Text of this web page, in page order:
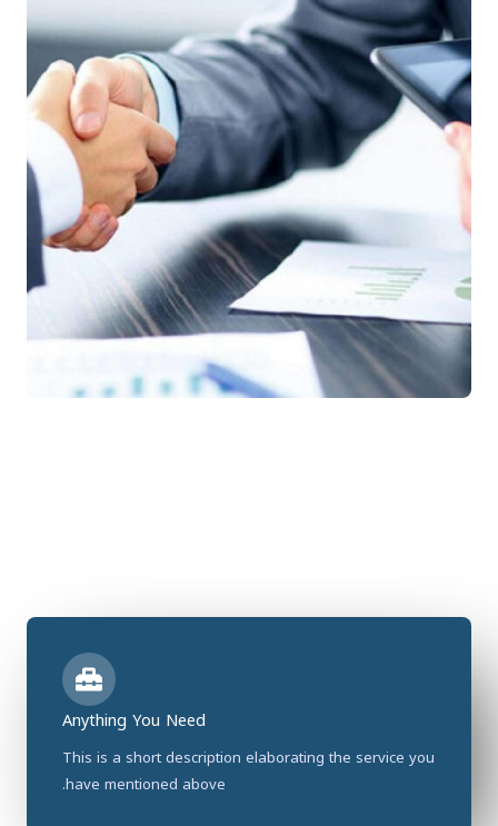
Anything You Need
This is a short description elaborating the service you
have mentioned above.​​